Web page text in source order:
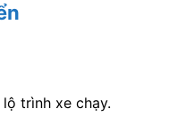
trình xe chạy.